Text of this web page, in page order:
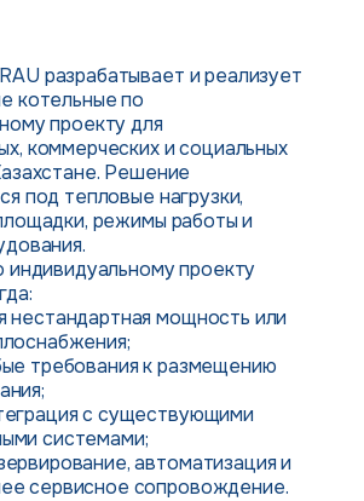
разрабатывает и реализует
котельные по
проекту для
коммерческих и социальных
Решение
под тепловые нагрузки,
режимы работы и
индивидуальному проекту
нестандартная мощность или
требования к размещению
с существующими
системами;
автоматизация и
сервисное сопровождение.